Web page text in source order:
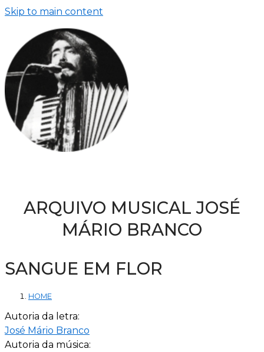
Skip to main content
ARQUIVO MUSICAL JOSÉ
MÁRIO BRANCO
SANGUE EM FLOR
HOME
Autoria da letra:
José Mário Branco
Autoria da música: